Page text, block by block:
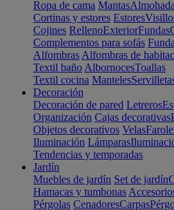
Ropa de cama Mantas
Cortinas y estores Estores
Cojines RellenoExteriorFundas
Complementos para sofás
Alfombras Alfombras de
Textil baño AlbornocesToallas
Textil cocina Manteles
Decoración
Decoración de pared Letreros
Organización Cajas decorativas
Objetos decorativos Velas
Iluminación Lámparas
Tendencias y temporadas
Jardín
Muebles de jardín Set de jardín
Hamacas y tumbonas
Pérgolas CenadoresCarpas